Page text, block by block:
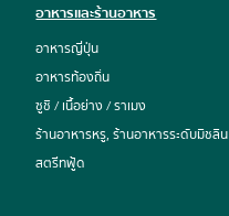
อาหารและร้านอาหาร
อาหารญี่ปุ่น
อาหารท้องถิ่น
ซูชิ / เนื้อย่าง / ราเมง
ร้านอาหารหรู, ร้านอาหารระดับมิชลิน
สตรีทฟู้ด